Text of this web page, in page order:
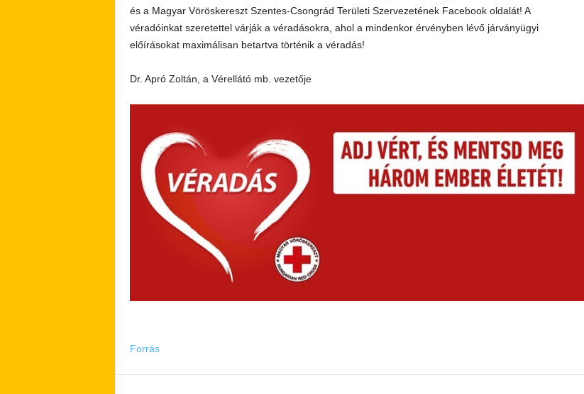
és a Magyar Vöröskereszt Szentes-Csongrád Területi Szervezetének Facebook oldalát! A
véradóinkat szeretettel várják a véradásokra, ahol a mindenkor érvényben lévő járványügyi
előírásokat maximálisan betartva történik a véradás!
Dr. Apró Zoltán, a Vérellátó mb. vezetője
Forrás